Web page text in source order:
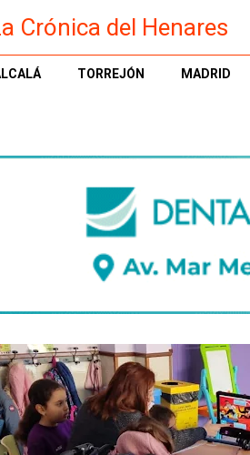
Crónica del Henares
TORREJÓN MADRID